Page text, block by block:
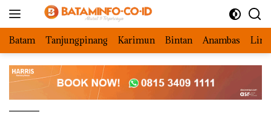
Batam Tanjungpinang Karimun Bintan Anambas